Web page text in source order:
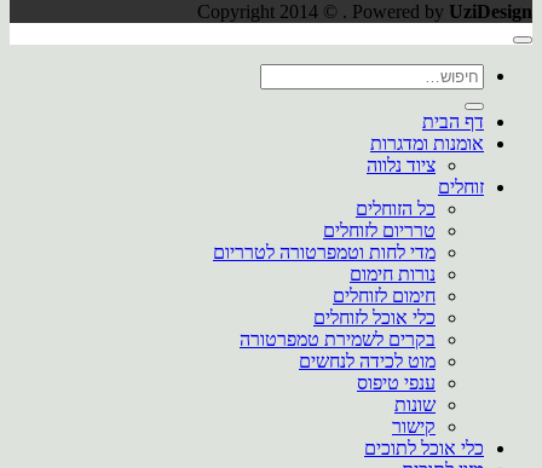
Copyright 2014 © . Powered by UziDesign
חיפוש
עבור:
דף הבית
אומנות ומדגרות
ציוד נלווה
זוחלים
כל הזוחלים
טרריום לזוחלים
מדי לחות וטמפרטורה לטרריום
נורות חימום
חימום לזוחלים
כלי אוכל לזוחלים
בקרים לשמירת טמפרטורה
מוט לכידה לנחשים
ענפי טיפוס
שונות
קישור
כלי אוכל לתוכים